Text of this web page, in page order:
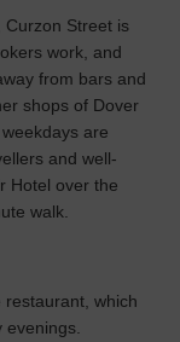
Curzon Street is
work, and
from bars and
shops of Dover
are
and well-
Hotel over the
walk.
restaurant, which